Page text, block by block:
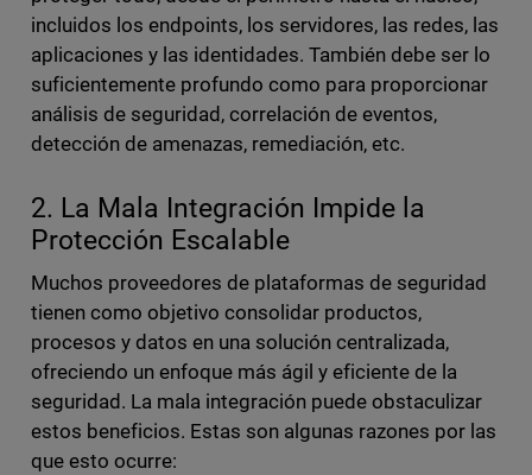
incluidos los endpoints, los servidores, las redes, las
aplicaciones y las identidades. También debe ser lo
suficientemente profundo como para proporcionar
análisis de seguridad, correlación de eventos,
detección de amenazas, remediación, etc.
2. La Mala Integración Impide la
Protección Escalable
Muchos proveedores de plataformas de seguridad
tienen como objetivo consolidar productos,
procesos y datos en una solución centralizada,
ofreciendo un enfoque más ágil y eficiente de la
seguridad. La mala integración puede obstaculizar
estos beneficios. Estas son algunas razones por las
que esto ocurre: